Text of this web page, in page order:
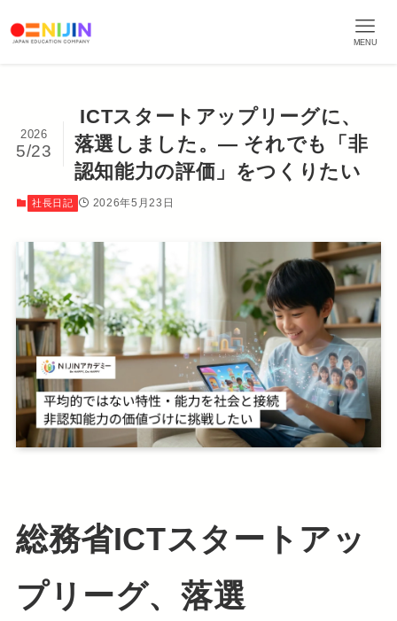
MENU
ICTスタートアップリーグに、
落選しました。— それでも「非
認知能力の評価」をつくりたい
2026
5/23
社長日記 2026年5月23日
総務省ICTスタートアッ
プリーグ、落選